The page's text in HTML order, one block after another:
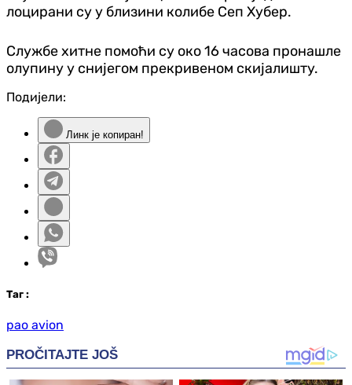
лоцирани су у близини колибе Сеп Хубер.
Службе хитне помоћи су око 16 часова пронашле
олупину у снијегом прекривеном скијалишту.
Подијели:
Линк је копиран!
Таг :
pao avion